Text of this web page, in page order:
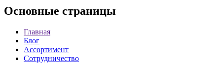
Основные страницы
Главная
Блог
Ассортимент
Сотрудничество